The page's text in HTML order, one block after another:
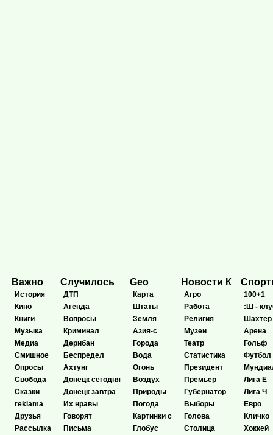
Важно
История
Кино
Книги
Музыка
Медиа
Смишное
Опросы
Свобода
Сказки
reklama
Друзья
Рассылка
Случилось
ДТП
Агенда
Вопросы
Криминал
Дерибан
Беспредел
Ахтунг
Донецк сегодня
Донецк завтра
Их нравы
Говорят
Письма
Geo
Карта
Штаты
Земля
Азия-с
Города
Вода
Огонь
Воздух
Природы
Погода
Картинки с
Глобус
Новости К
Агро
Работа
Религия
Музеи
Театр
Статистика
Президент
Премьер
Губернатор
Выборы
Голова
Столица
100+1
:Ш -
Шахтёр
Арена
Гольф
Футбол
Лига Е
Лига Ч
Евро
Кличко
Хоккей